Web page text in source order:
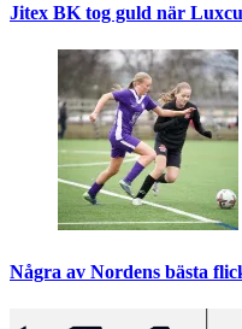
Jitex BK tog guld när
Några av Nordens bästa